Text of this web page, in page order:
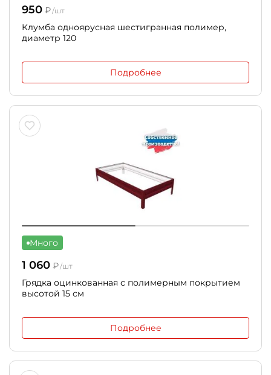
950 ₽/шт
Клумба одноярусная шестигранная полимер,
диаметр 120
Подробнее
Много
1 060 ₽/шт
Грядка оцинкованная с полимерным покрытием
высотой 15 см
Подробнее